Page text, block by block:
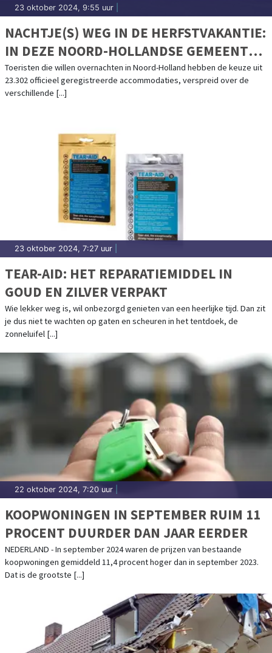
23 oktober 2024, 9:55 uur
NACHTJE(S) WEG IN DE HERFSTVAKANTIE:
IN DEZE NOORD-HOLLANDSE GEMEENTEN
VIND JE DE MEESTE (EN OUDSTE)
ACCOMMODATIES
Toeristen die willen overnachten in Noord-Holland hebben de keuze uit
23.302 officieel geregistreerde accommodaties, verspreid over de
verschillende [...]
23 oktober 2024, 7:27 uur
TEAR-AID: HET REPARATIEMIDDEL IN
GOUD EN ZILVER VERPAKT
Wie lekker weg is, wil onbezorgd genieten van een heerlijke tijd. Dan zit
je dus niet te wachten op gaten en scheuren in het tentdoek, de
zonneluifel [...]
22 oktober 2024, 7:20 uur
KOOPWONINGEN IN SEPTEMBER RUIM 11
PROCENT DUURDER DAN JAAR EERDER
NEDERLAND - In september 2024 waren de prijzen van bestaande
koopwoningen gemiddeld 11,4 procent hoger dan in september 2023.
Dat is de grootste [...]